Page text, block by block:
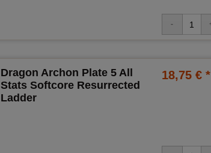
Dragon Archon Plate 5 All
Stats Softcore Resurrected
Ladder
18,75 € *